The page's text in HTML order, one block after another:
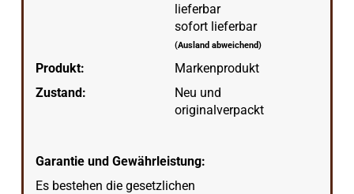
sofort lieferbar
(Ausland abweichend)
Produkt:
Markenprodukt
Zustand:
Neu und
originalverpackt
Garantie und Gewährleistung:
Es bestehen die gesetzlichen